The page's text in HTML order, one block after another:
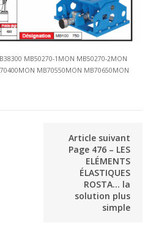
MB50270-1MON MB50270-2MON
MB70550MON MB70650MON
Article suivant
Page 476 – LES
ELÉMENTS
ÉLASTIQUES
ROSTA… la
solution plus
simple